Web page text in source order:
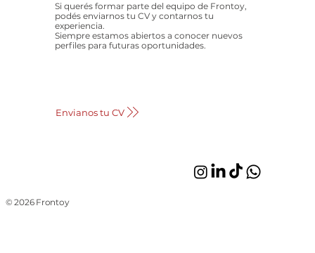
© 2026 Frontoy
Si querés formar parte del equipo de Frontoy,
podés enviarnos tu CV y contarnos tu
experiencia.
Siempre estamos abiertos a conocer nuevos
perfiles para futuras oportunidades.
Envianos tu CV